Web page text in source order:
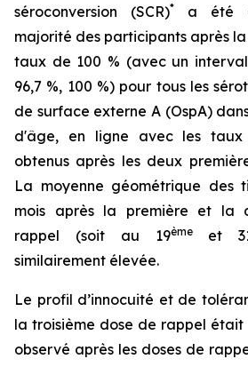
séroconversion (SCR)*
a été
majorité des participants après
taux de 100 % (avec un
96,7 %, 100 %) pour tous les
de surface externe A (OspA)
d'âge, en ligne avec les taux
obtenus après les deux
La moyenne géométrique des
mois après la première et la
rappel (soit au 19èmeet
similairement élevée.
Le profil d’innocuité et de
la troisième dose de rappel
observé après les doses de